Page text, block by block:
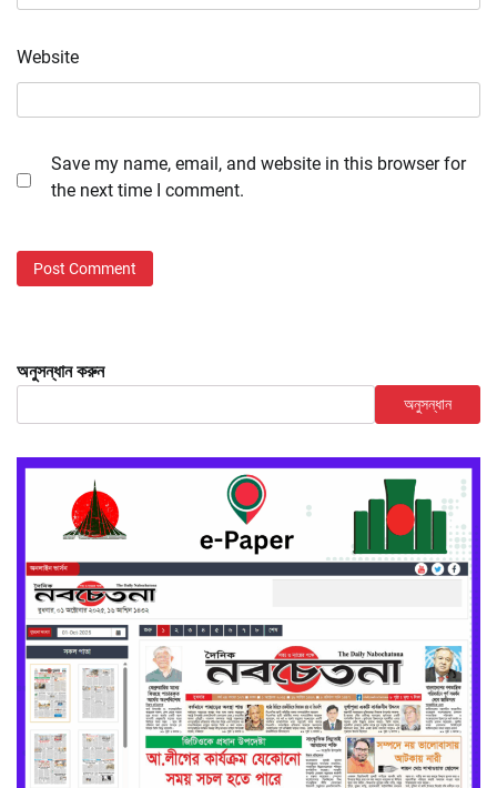
Website
Save my name, email, and website in this browser for
the next time I comment.
অনুসন্ধান করুন
অনুসন্ধান